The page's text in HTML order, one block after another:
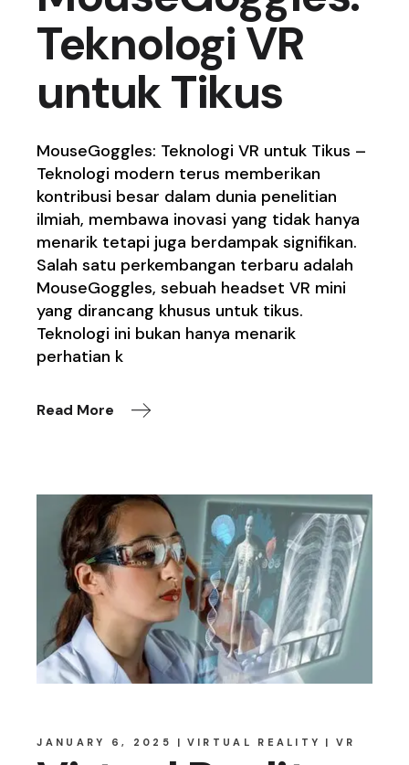
Teknologi VR
untuk Tikus
MouseGoggles: Teknologi VR untuk Tikus –
Teknologi modern terus memberikan
kontribusi besar dalam dunia penelitian
ilmiah, membawa inovasi yang tidak hanya
menarik tetapi juga berdampak signifikan.
Salah satu perkembangan terbaru adalah
MouseGoggles, sebuah headset VR mini
yang dirancang khusus untuk tikus.
Teknologi ini bukan hanya menarik
perhatian k
Read More
JANUARY 6, 2025 VIRTUAL REALITY VR